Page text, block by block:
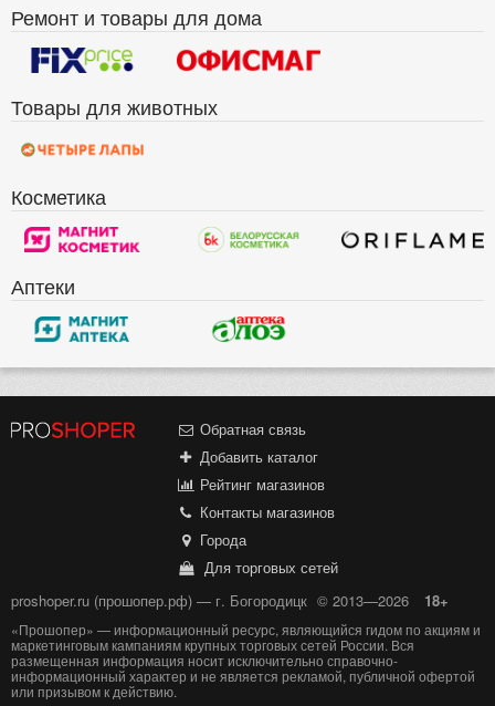
Ремонт и товары для дома
Товары для животных
Косметика
Аптеки
Обратная связь
Добавить каталог
Рейтинг магазинов
Контакты магазинов
Города
Для торговых сетей
proshoper.ru (прошопер.рф) — г. Богородицк © 2013—2026 18+
«Прошопер» — информационный ресурс, являющийся гидом по акциям и
маркетинговым кампаниям крупных торговых сетей России. Вся
размещенная информация носит исключительно справочно-
информационный характер и не является рекламой, публичной офертой
или призывом к действию.